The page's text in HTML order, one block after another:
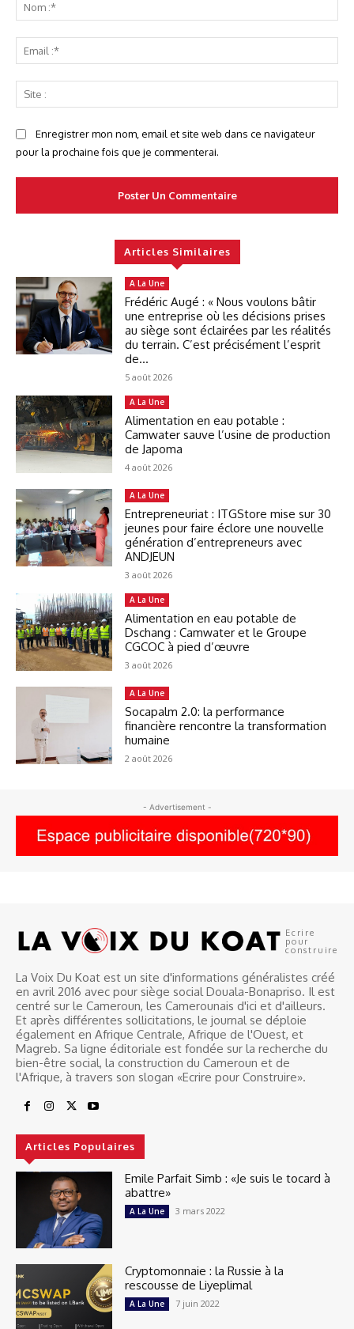
:*
:*
:
Enregistrer mon nom, email et site web dans ce navigateur
pour la prochaine fois que je commenterai.
Articles Similaires
A La Une
Frédéric Augé : « Nous voulons bâtir
une entreprise où les décisions prises
au siège sont éclairées par les réalités
du terrain. C’est précisément l’esprit
de...
5 août 2026
A La Une
Alimentation en eau potable :
Camwater sauve l’usine de production
de Japoma
4 août 2026
A La Une
Entrepreneuriat : ITGStore mise sur 30
jeunes pour faire éclore une nouvelle
génération d’entrepreneurs avec
ANDJEUN
3 août 2026
A La Une
Alimentation en eau potable de
Dschang : Camwater et le Groupe
CGCOC à pied d’œuvre
3 août 2026
A La Une
Socapalm 2.0: la performance
financière rencontre la transformation
humaine
2 août 2026
- Advertisement -
Ecrire
pour
construire
La Voix Du Koat est un site d'informations généralistes créé
en avril 2016 avec pour siège social Douala-Bonapriso. Il est
centré sur le Cameroun, les Camerounais d'ici et d'ailleurs.
Et après différentes sollicitations, le journal se déploie
également en Afrique Centrale, Afrique de l'Ouest, et
Magreb. Sa ligne éditoriale est fondée sur la recherche du
bien-être social, la construction du Cameroun et de
l'Afrique, à travers son slogan «Ecrire pour Construire».
Articles Populaires
Emile Parfait Simb : «Je suis le tocard à
abattre»
A La Une 3 mars 2022
Cryptomonnaie : la Russie à la
rescousse de Liyeplimal
A La Une 7 juin 2022